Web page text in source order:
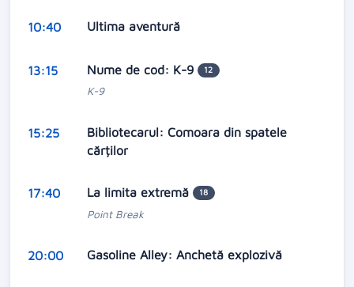
10:40 Ultima aventură
13:15 Nume de cod: K-9 12
K-9
15:25
Bibliotecarul: Comoara din spatele
cărților
17:40 La limita extremă 18
Point Break
20:00 Gasoline Alley: Anchetă explozivă